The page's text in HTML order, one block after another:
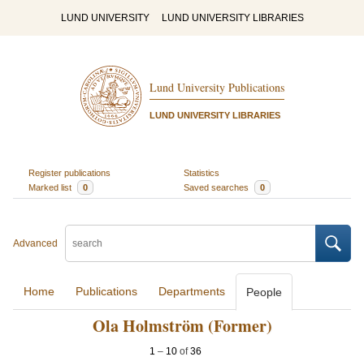
LUND UNIVERSITY LUND UNIVERSITY LIBRARIES
Lund University Publications
LUND UNIVERSITY LIBRARIES
Register publications
Statistics
Marked list
0 Saved searches 0
Advanced
Home Publications Departments People
Ola Holmström (Former)
1 – 10 of36